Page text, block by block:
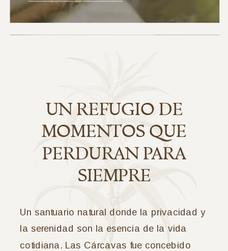
UN REFUGIO DE
MOMENTOS QUE
PERDURAN PARA
SIEMPRE
Un santuario natural donde la privacidad y
la serenidad son la esencia de la vida
cotidiana. Las Cárcavas fue concebido